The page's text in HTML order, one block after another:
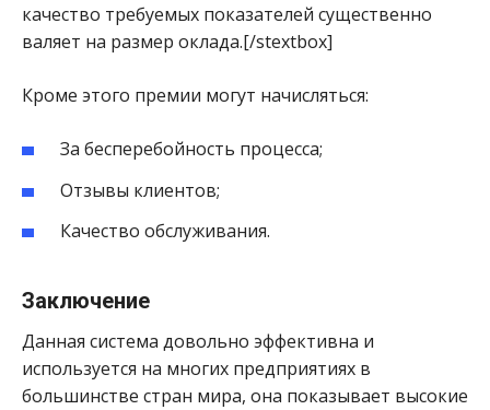
качество требуемых показателей существенно
валяет на размер оклада.[/stextbox]
Кроме этого премии могут начисляться:
За бесперебойность процесса;
Отзывы клиентов;
Качество обслуживания.
Заключение
Данная система довольно эффективна и
используется на многих предприятиях в
большинстве стран мира, она показывает высокие